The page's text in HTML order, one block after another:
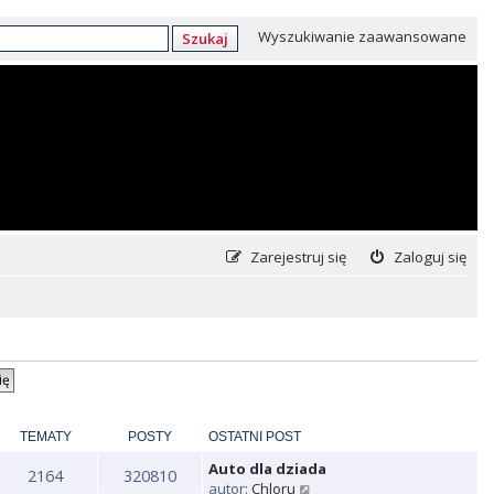
Szukaj Wyszukiwanie zaawansowane
Zaloguj się
Zarejestruj się
TEMATY POSTY OSTATNI POST
2164 320810
Auto dla dziada
autor: Chloru